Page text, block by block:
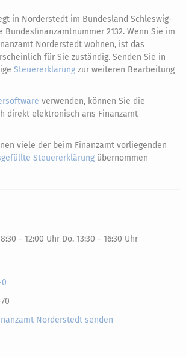
in Norderstedt im Bundesland Schleswig-
2132. Wenn Sie im
Norderstedt wohnen, ist das
für Sie zuständig. Senden Sie in
Steuererklärung zur weiteren Bearbeitung
verwenden, können Sie die
direkt elektronisch ans Finanzamt
viele der beim Finanzamt vorliegenden
Steuererklärung übernommen
- 12:00 Uhr Do. 13:30 - 16:30 Uhr
Norderstedt senden